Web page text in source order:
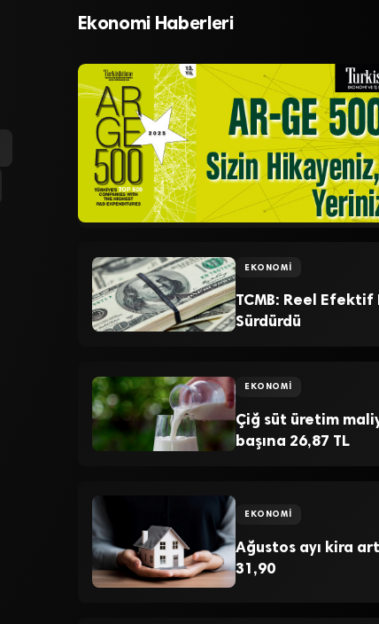
Ekonomi Haberleri
Süreci Kolay Olmayacak
EKONOMI
TCMB: Reel Efektif
Sürdürdü
EKONOMI
Çiğ süt üretim
başına 26,87 TL
EKONOMI
Ağustos ayı kira
31,90